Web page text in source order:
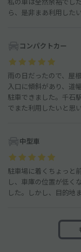
ら、是非まあ利用したい
コンパクトカー
雨の日だったので、屋
入口に傾斜があり、道
駐車できました。千石
でまた利用したいと思い
中型車
駐車場に着くちょっと
し、車庫の位置が低く
した。しかし、目的地